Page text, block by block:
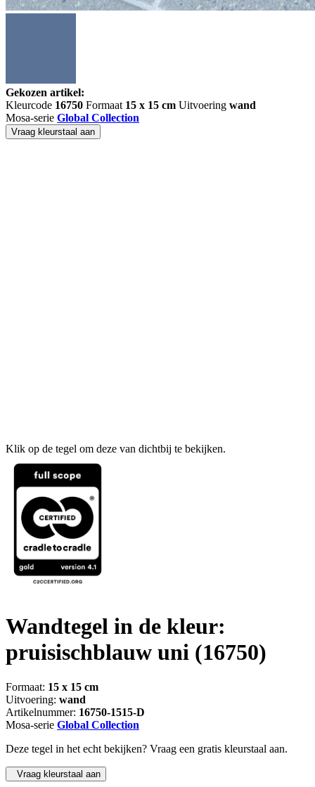
Gekozen artikel:
Kleurcode 16750 Formaat 15 x 15 cm Uitvoering wand
Mosa-serie Global Collection
Vraag kleurstaal aan
Klik op de tegel om deze van dichtbij te bekijken.
Wandtegel in de kleur:
pruisischblauw uni (16750)
Formaat: 15 x 15 cm
Uitvoering: wand
Artikelnummer: 16750-1515-D
Mosa-serie Global Collection
Deze tegel in het echt bekijken? Vraag een gratis kleurstaal aan.
Vraag kleurstaal aan